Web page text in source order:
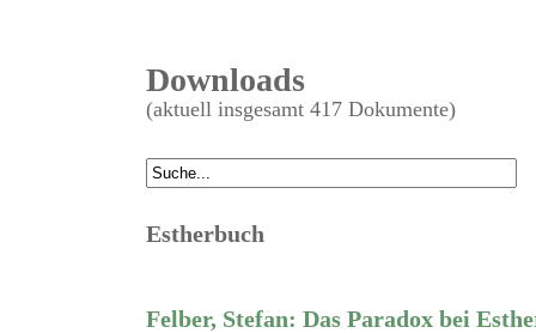
Downloads
(aktuell insgesamt 417 Dokumente)
Estherbuch
Felber, Stefan: Das Paradox bei